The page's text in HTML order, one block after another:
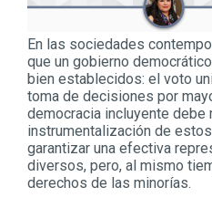
En las sociedades
que un gobierno
bien establecidos: el voto
toma de decisiones por
democracia incluyente
instrumentalización de
garantizar una efectiva
diversos, pero, al mismo
derechos de las minorías.